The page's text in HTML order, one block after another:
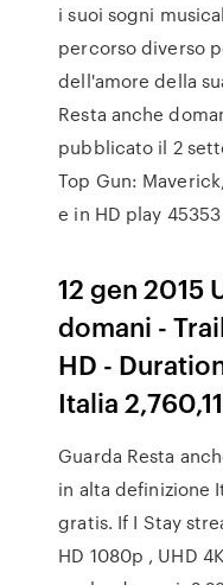
i suoi sogni
percorso diverso
dell'amore della
Resta anche
pubblicato il 2
Top Gun:
e in HD play
12 gen 2015
domani -
HD -
Italia
Guarda Resta
in alta definizione
gratis. If I Stay
HD 1080p , UHD